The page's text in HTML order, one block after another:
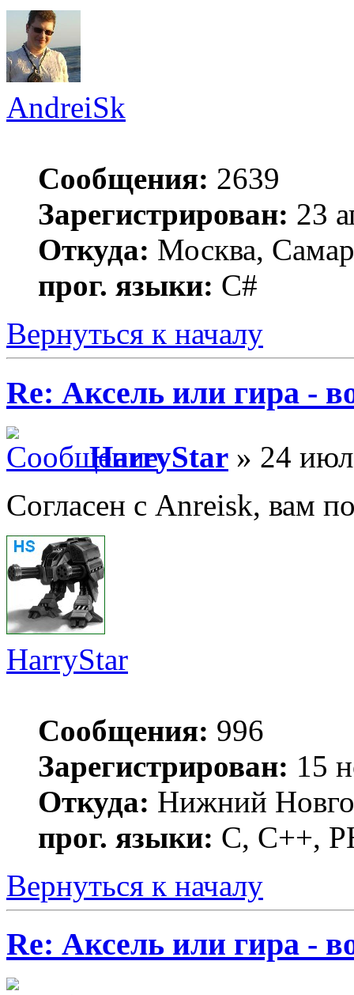
AndreiSk
Сообщения: 2639
Зарегистрирован: 23
Откуда: Москва,
прог. языки: C#
Вернуться к началу
Re: Аксель или гира -
HarryStar » 24
Согласен с Anreisk, вам
HarryStar
Сообщения: 996
Зарегистрирован: 15
Откуда: Нижний
прог. языки: С, С++,
Вернуться к началу
Re: Аксель или гира -